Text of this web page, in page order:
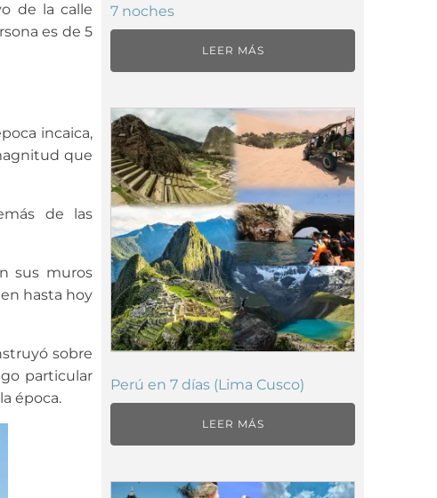
de la calle
es de 5
incaica,
que
de las
sus muros
hasta hoy
sobre
particular
época.
7 noches
LEER MÁS
Perú en 7 días (Lima Cusco)
LEER MÁS